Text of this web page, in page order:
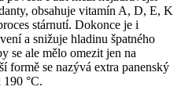
obsahuje vitamín A, D, E, K
stárnutí. Dokonce je i
a snižuje hladinu špatného
se ale mělo omezit jen na
formě se nazývá extra panenský
190 °C.